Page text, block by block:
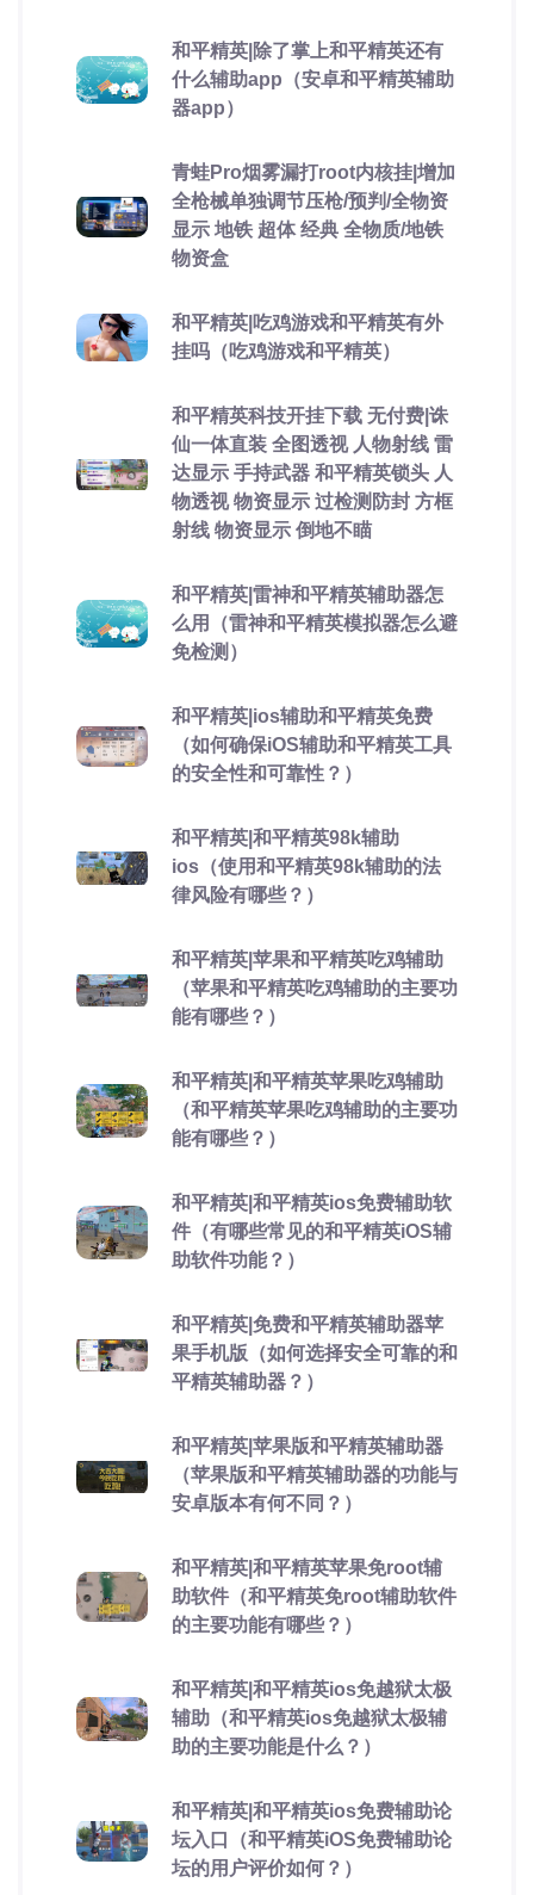
和平精英|除了掌上和平精英还有
什么辅助app（安卓和平精英辅助
器app）
青蛙Pro烟雾漏打root内核挂|增加
全枪械单独调节压枪/预判/全物资
显示 地铁 超体 经典 全物质/地铁
物资盒
和平精英|吃鸡游戏和平精英有外
挂吗（吃鸡游戏和平精英）
和平精英科技开挂下载 无付费|诛
仙一体直装 全图透视 人物射线 雷
达显示 手持武器 和平精英锁头 人
物透视 物资显示 过检测防封 方框
射线 物资显示 倒地不瞄
和平精英|雷神和平精英辅助器怎
么用（雷神和平精英模拟器怎么避
免检测）
和平精英|ios辅助和平精英免费
（如何确保iOS辅助和平精英工具
的安全性和可靠性？）
和平精英|和平精英98k辅助
ios（使用和平精英98k辅助的法
律风险有哪些？）
和平精英|苹果和平精英吃鸡辅助
（苹果和平精英吃鸡辅助的主要功
能有哪些？）
和平精英|和平精英苹果吃鸡辅助
（和平精英苹果吃鸡辅助的主要功
能有哪些？）
和平精英|和平精英ios免费辅助软
件（有哪些常见的和平精英iOS辅
助软件功能？）
和平精英|免费和平精英辅助器苹
果手机版（如何选择安全可靠的和
平精英辅助器？）
和平精英|苹果版和平精英辅助器
（苹果版和平精英辅助器的功能与
安卓版本有何不同？）
和平精英|和平精英苹果免root辅
助软件（和平精英免root辅助软件
的主要功能有哪些？）
和平精英|和平精英ios免越狱太极
辅助（和平精英ios免越狱太极辅
助的主要功能是什么？）
和平精英|和平精英ios免费辅助论
坛入口（和平精英iOS免费辅助论
坛的用户评价如何？）